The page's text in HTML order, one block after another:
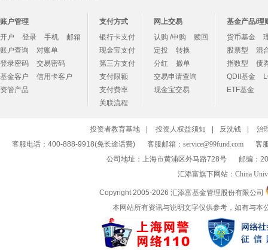
账户管理
开户
登录 手机
邮箱
账户查询
对账单
登录密码
交易密码
基金客户
信用卡客户
资管产品
支付方式
银行卡支付
现金宝支付
第三方支付
支付限额
支付费率
关联流程
网上交易
认购 /申购
赎回
定投
转换
分红
撤单
交易申请查询
现金宝交易
基金产品/理
货币基金
股票型
混
指数型
债
QDII基金
ETF基金
投资者教育基地 投资人权益须知 反洗钱
治
客服电话：400-888-9918(免长途话费)
客服邮箱： service@99fund.com
客
公司地址：上海市黄浦区外马路728号
邮编：
汇添富旗下网站： China
Copyright 2005-2026 汇添富基金管理股份有限公司
本网站所有资讯与说明文字仅供参考，如有与本